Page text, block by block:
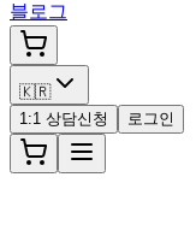
블로그
🇰🇷
1:1 상담신청
로그인